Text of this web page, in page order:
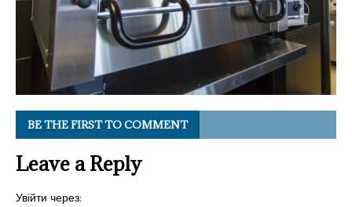
BE THE FIRST TO COMMENT
Leave a Reply
Увійти через: